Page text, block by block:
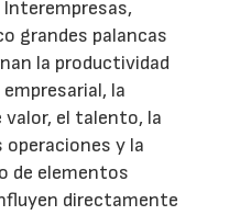
grandes palancas
la productividad
la
valor, el talento, la
y la
de elementos
directamente